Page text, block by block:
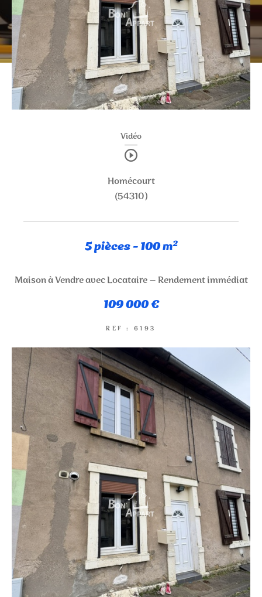
Vidéo
Homécourt
(54310)
5 pièces - 100 m²
Maison à Vendre avec Locataire – Rendement immédiat
109 000 €
REF : 6193
0 1 2 3 4 5
Ville
Surface
CRITÈRES
FILTRER PAR
EXCLUSIVITÉS
NOUVEAUTÉS